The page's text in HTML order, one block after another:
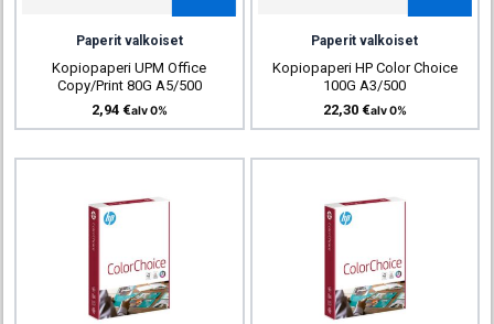
Paperit valkoiset
Kopiopaperi UPM Office
Copy/Print 80G A5/500
2,94 €alv 0%
Paperit valkoiset
Kopiopaperi HP Color Choice
100G A3/500
22,30 €alv 0%